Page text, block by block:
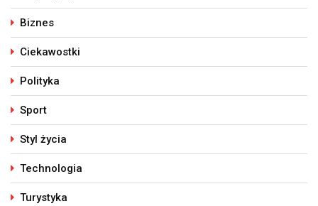
Biznes
Ciekawostki
Polityka
Sport
Styl życia
Technologia
Turystyka